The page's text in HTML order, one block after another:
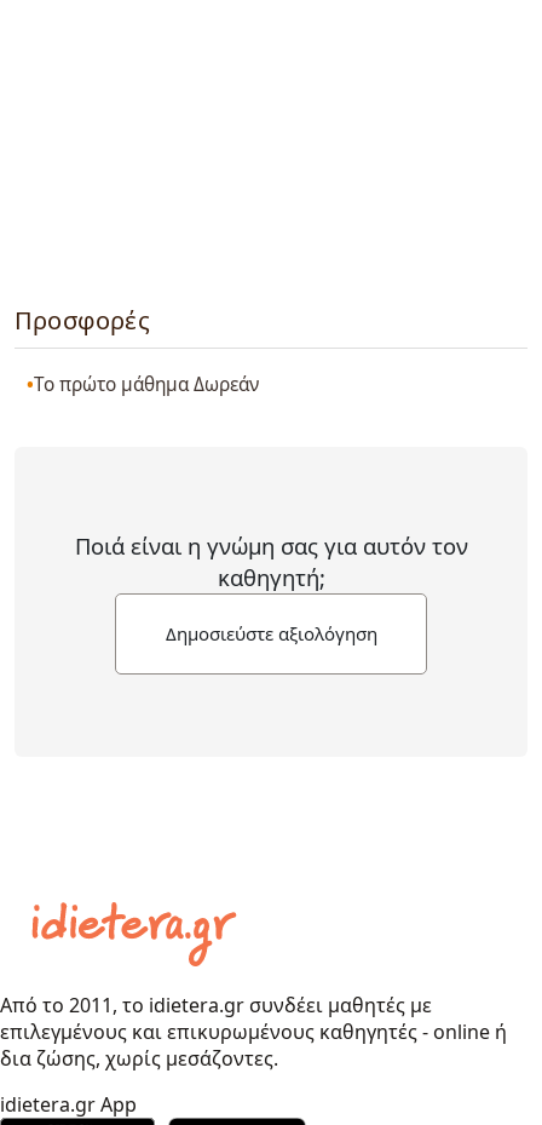
Προσφορές
Το πρώτο μάθημα Δωρεάν
Ποιά είναι η γνώμη σας για αυτόν τον
καθηγητή;
Δημοσιεύστε αξιολόγηση
Από το 2011, το idietera.gr συνδέει μαθητές με
επιλεγμένους και επικυρωμένους καθηγητές - online ή
δια ζώσης, χωρίς μεσάζοντες.
idietera.gr App